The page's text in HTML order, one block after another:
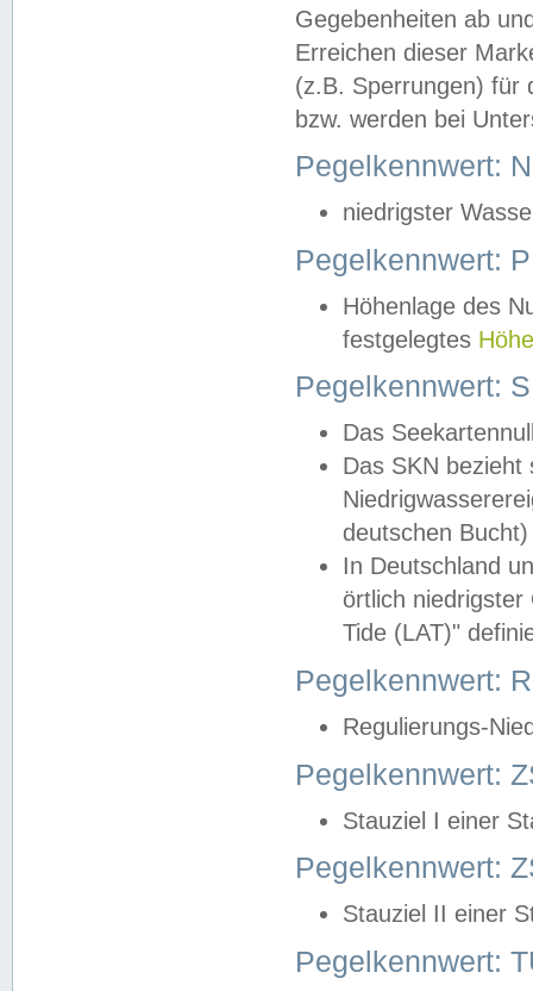
Gegebenheiten ab
Erreichen dieser
(z.B. Sperrungen) für
bzw. werden bei
Pegelkennwert:
niedrigster
Pegelkennwert:
Höhenlage des
festgelegtes
Pegelkennwert:
Das
Das SKN
deutschen
In Deutschland
örtlich
Tide (LAT)"
Pegelkennwert:
Regulierungs-
Pegelkennwert:
Stauziel I einer
Pegelkennwert:
Stauziel II einer
Pegelkennwert: